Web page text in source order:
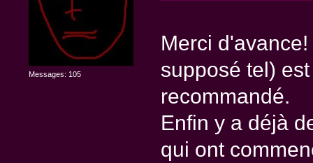
Messages: 105
Merci
supposé tel)
recommandé.
Enfin y a déjà
qui ont